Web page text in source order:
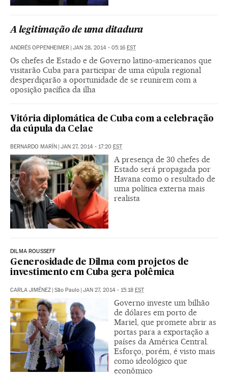
A legitimação de uma ditadura
ANDRÉS OPPENHEIMER | JAN 28, 2014 - 05:16 EST
Os chefes de Estado e de Governo latino-americanos que
visitarão Cuba para participar de uma cúpula regional
desperdiçarão a oportunidade de se reunirem com a
oposição pacífica da ilha
Vitória diplomática de Cuba com a celebração
da cúpula da Celac
BERNARDO MARÍN | JAN 27, 2014 - 17:20 EST
A presença de 30 chefes de
Estado será propagada por
Havana como o resultado de
uma política externa mais
realista
DILMA ROUSSEFF
Generosidade de Dilma com projetos de
investimento em Cuba gera polêmica
CARLA JIMÉNEZ | São Paulo | JAN 27, 2014 - 15:18 EST
Governo investe um bilhão
de dólares em porto de
Mariel, que promete abrir as
portas para a exportação a
países da América Central.
Esforço, porém, é visto mais
como ideológico que
econômico